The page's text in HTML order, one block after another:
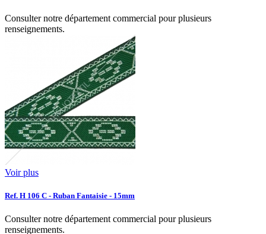
Consulter notre département commercial pour plusieurs
renseignements.
Voir plus
Ref. H 106 C - Ruban Fantaisie - 15mm
Consulter notre département commercial pour plusieurs
renseignements.